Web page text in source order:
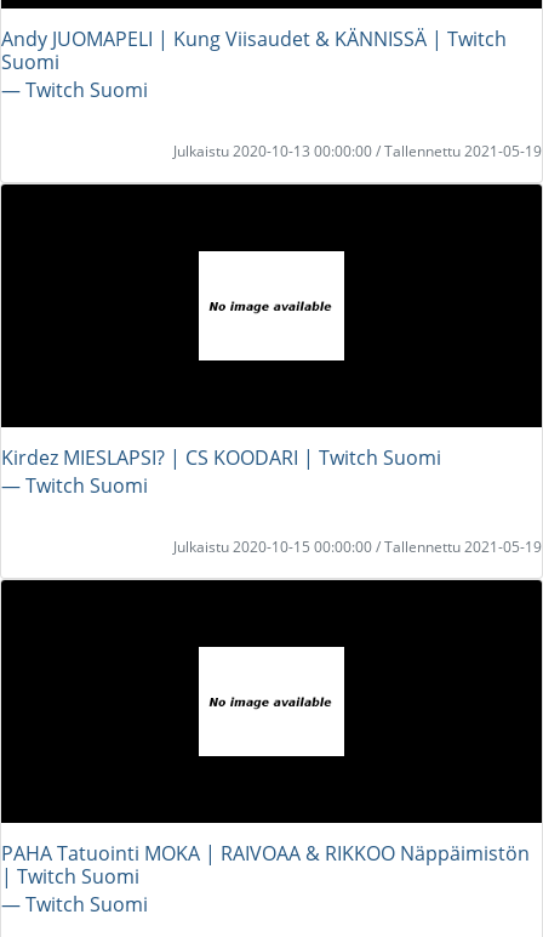
Andy JUOMAPELI | Kung Viisaudet & KÄNNISSÄ | Twitch
Suomi
― Twitch Suomi
Julkaistu 2020-10-13 00:00:00 / Tallennettu 2021-05-19
Kirdez MIESLAPSI? | CS KOODARI | Twitch Suomi
― Twitch Suomi
Julkaistu 2020-10-15 00:00:00 / Tallennettu 2021-05-19
PAHA Tatuointi MOKA | RAIVOAA & RIKKOO Näppäimistön
| Twitch Suomi
― Twitch Suomi